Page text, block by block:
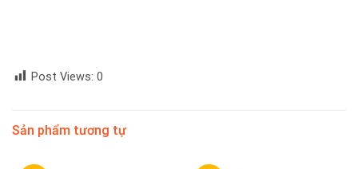
Post Views: 0
Sản phẩm tương tự